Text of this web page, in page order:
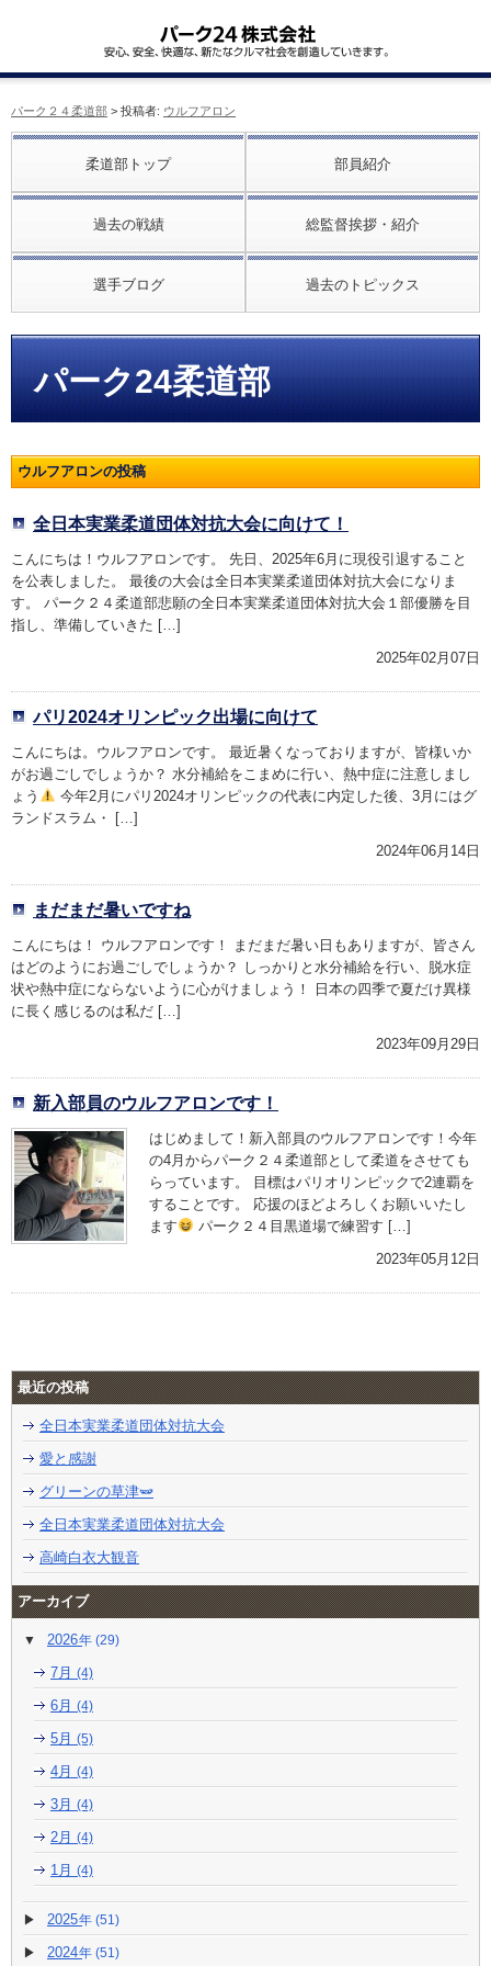
パーク２４柔道部 > 投稿者: ウルフアロン
柔道部トップ 部員紹介
過去の戦績 総監督挨拶・紹介
選手ブログ 過去のトピックス
パーク24柔道部
ウルフアロンの投稿
全日本実業柔道団体対抗大会に向けて！
こんにちは！ウルフアロンです。 先日、2025年6月に現役引退すること
を公表しました。 最後の大会は全日本実業柔道団体対抗大会になりま
す。 パーク２４柔道部悲願の全日本実業柔道団体対抗大会１部優勝を目
指し、準備していきた […]
2025年02月07日
パリ2024オリンピック出場に向けて
こんにちは。ウルフアロンです。 最近暑くなっておりますが、皆様いか
がお過ごしでしょうか？ 水分補給をこまめに行い、熱中症に注意しまし
ょう
今年2月にパリ2024オリンピックの代表に内定した後、3月にはグ
ランドスラム・ […]
2024年06月14日
まだまだ暑いですね
こんにちは！ ウルフアロンです！ まだまだ暑い日もありますが、皆さん
はどのようにお過ごしでしょうか？ しっかりと水分補給を行い、脱水症
状や熱中症にならないように心がけましょう！ 日本の四季で夏だけ異様
に長く感じるのは私だ […]
2023年09月29日
新入部員のウルフアロンです！
はじめまして！新入部員のウルフアロンです！今年
の4月からパーク２４柔道部として柔道をさせても
らっています。 目標はパリオリンピックで2連覇を
することです。 応援のほどよろしくお願いいたし
ます
パーク２４目黒道場で練習す […]
2023年05月12日
最近の投稿
全日本実業柔道団体対抗大会
愛と感謝
グリーンの草津🫛
全日本実業柔道団体対抗大会
高崎白衣大観音
アーカイブ
2026 (29)
7月 (4)
6月 (4)
5月 (5)
4月 (4)
3月 (4)
2月 (4)
1月 (4)
2025 (51)
2024 (51)